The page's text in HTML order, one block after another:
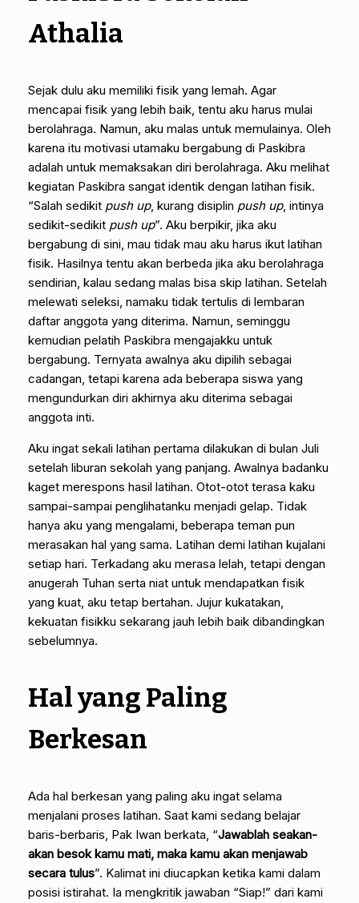
Athalia
Sejak dulu aku memiliki fisik yang lemah. Agar
mencapai fisik yang lebih baik, tentu aku harus mulai
berolahraga. Namun, aku malas untuk memulainya. Oleh
karena itu motivasi utamaku bergabung di Paskibra
adalah untuk memaksakan diri berolahraga. Aku melihat
kegiatan Paskibra sangat identik dengan latihan fisik.
“Salah sedikit push up, kurang disiplin push up, intinya
sedikit-sedikit push up”. Aku berpikir, jika aku
bergabung di sini, mau tidak mau aku harus ikut latihan
fisik. Hasilnya tentu akan berbeda jika aku berolahraga
sendirian, kalau sedang malas bisa skip latihan. Setelah
melewati seleksi, namaku tidak tertulis di lembaran
daftar anggota yang diterima. Namun, seminggu
kemudian pelatih Paskibra mengajakku untuk
bergabung. Ternyata awalnya aku dipilih sebagai
cadangan, tetapi karena ada beberapa siswa yang
mengundurkan diri akhirnya aku diterima sebagai
anggota inti.
Aku ingat sekali latihan pertama dilakukan di bulan Juli
setelah liburan sekolah yang panjang. Awalnya badanku
kaget merespons hasil latihan. Otot-otot terasa kaku
sampai-sampai penglihatanku menjadi gelap. Tidak
hanya aku yang mengalami, beberapa teman pun
merasakan hal yang sama. Latihan demi latihan kujalani
setiap hari. Terkadang aku merasa lelah, tetapi dengan
anugerah Tuhan serta niat untuk mendapatkan fisik
yang kuat, aku tetap bertahan. Jujur kukatakan,
kekuatan fisikku sekarang jauh lebih baik dibandingkan
sebelumnya.
Hal yang Paling
Berkesan
Ada hal berkesan yang paling aku ingat selama
menjalani proses latihan. Saat kami sedang belajar
baris-berbaris, Pak Iwan berkata, “Jawablah seakan-
akan besok kamu mati, maka kamu akan menjawab
secara tulus”. Kalimat ini diucapkan ketika kami dalam
posisi istirahat. Ia mengkritik jawaban “Siap!” dari kami